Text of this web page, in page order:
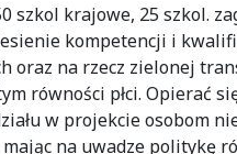
szkol krajowe, 25 szkol.
kompetencji i
oraz na rzecz zielonej
równości płci. Opierać
w projekcie osobom
na uwadze politykę